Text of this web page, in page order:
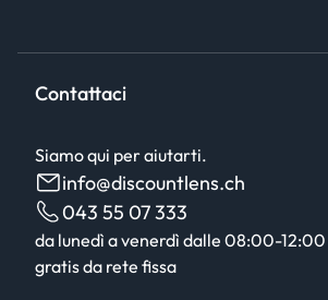
Contattaci
Siamo qui per aiutarti.
info@discountlens.ch
043 55 07 333
da lunedì a venerdì dalle 08:00-
gratis da rete fissa